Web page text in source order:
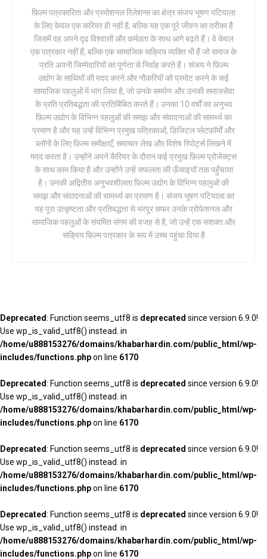
फ़िल्म पत्रकारिता और प्रमोशनल रिलेशन्स का क्षेत्र संजय भूषण पटियाला
के लिए केवल एक करियर ही नहीं है, बल्कि यह एक पूरे जीवन का तरीका है
जिसमें वह अपने दृढ विश्वासों और कर्मठता के साथ आगे बढ़ते हैं। वे केवल
एक पत्रकार नहीं हैं, बल्कि एक सामाजिक सक्रिय व्यक्ति भी हैं जो समाज के
प्रति अपनी जिम्मेदारियों का पूर्णता से निर्वाह करते हैं। संजय ने फ़िल्म
उद्योग के साथियों की मदद करने और नौकरियों को प्रमोट करने के कई
सामाजिक पहलुओं में भाग लिया है, जो उनके समर्पण और उनकी समाजसेवा
के प्रति प्रतिबद्धता की प्रतिबिंबित करते हैं। उनका 10 वर्षों का अनुभव
फ़िल्म उद्योग के विभिन्न पहलुओं की समझ और संवादनाओं की सामर्थ्य का
प्रमाण है और यह उन्हें विभिन्न प्रमुख पत्रिकाओं, डिजिटल प्लेटफ़ॉर्मों और
ब्लॉगों के लिए फ़िल्म समीक्षाएँ, समाचार लेख और विशेष रिपोर्ट्स लिखने में
मदद करता है। उन्होंने अपने कैरियर के दौरान कई प्रमुख फ़िल्म प्रोजेक्ट्स
के साथ काम किया है और उन्होंने उन्हें सफलता की ऊँचाइयों तक पहुँचाया
है। उनकी अद्वितीय अनुभवशीलता फ़िल्म उद्योग के विभिन्न पहलुओं की
समझ और संवादनाओं की सामर्थ्य का प्रमाण है। संजय भूषण पटियाला का
यह पूरा उत्कृष्टता और प्रतिबद्धता से भरपूर सफर उनके प्रोफेशनल और
सामाजिक पहलुओं के संयमित संगम की वजह से है, जो उन्हें एक सशक्त और
सक्रिय फ़िल्म पत्रकार के रूप में उच्च पहुंचा दिया है
Deprecated: Function seems_utf8 is deprecated since version 6.9.0!
Use wp_is_valid_utf8() instead. in
/home/u888153276/domains/khabarhardin.com/public_html/wp-
includes/functions.phpon line 6170
Deprecated: Function seems_utf8 is deprecated since version 6.9.0!
Use wp_is_valid_utf8() instead. in
/home/u888153276/domains/khabarhardin.com/public_html/wp-
includes/functions.phpon line 6170
Deprecated: Function seems_utf8 is deprecated since version 6.9.0!
Use wp_is_valid_utf8() instead. in
/home/u888153276/domains/khabarhardin.com/public_html/wp-
includes/functions.phpon line 6170
Deprecated: Function seems_utf8 is deprecated since version 6.9.0!
Use wp_is_valid_utf8() instead. in
/home/u888153276/domains/khabarhardin.com/public_html/wp-
includes/functions.phpon line 6170